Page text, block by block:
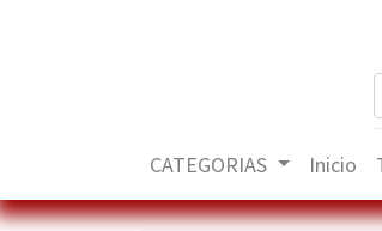
CATEGORIAS Inicio